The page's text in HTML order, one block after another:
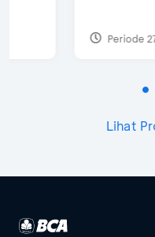
Periode 27 Mar 2025
Lihat